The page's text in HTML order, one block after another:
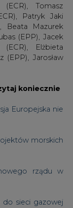
sieci gazowej
smogiem
ważną decyzję
inteligencji.